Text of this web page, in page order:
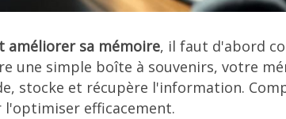
améliorer sa mémoire, il faut d'abord
une simple boîte à souvenirs, votre
stocke et récupère l'information.
efficacement.